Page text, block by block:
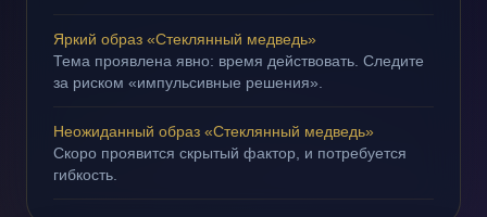
Яркий образ «Стеклянный медведь»
Тема проявлена явно: время действовать. Следите
за риском «импульсивные решения».
Неожиданный образ «Стеклянный медведь»
Скоро проявится скрытый фактор, и потребуется
гибкость.